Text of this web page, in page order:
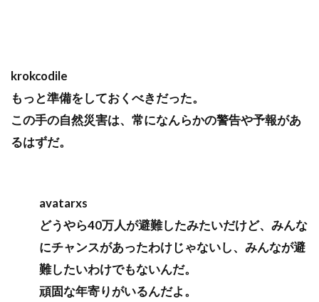
krokcodile
もっと準備をしておくべきだった。
この手の自然災害は、常になんらかの警告や予報があ
るはずだ。
avatarxs
どうやら40万人が避難したみたいだけど、みんな
にチャンスがあったわけじゃないし、みんなが避
難したいわけでもないんだ。
頑固な年寄りがいるんだよ。